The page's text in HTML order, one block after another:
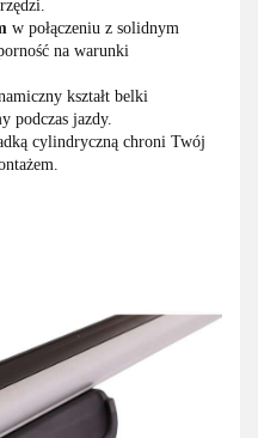
w połączeniu z solidnym
na warunki
kształt belki
podczas jazdy.
cylindryczną chroni Twój